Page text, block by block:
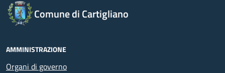
Comune di Cartigliano
AMMINISTRAZIONE
Organi di governo